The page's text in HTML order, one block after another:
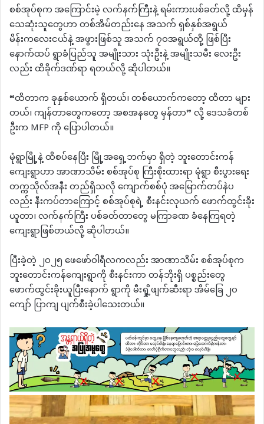
စစ်အုပ်စုက အကြောင်းမဲ့ လက်နက်ကြီးနဲ့ ရမ်းကားပစ်ခတ်လို့ ထိမှန်
သေဆုံးသူတွေဟာ တစ်အိမ်တည်းနေ အသက် ရှစ်နှစ်အရွယ်
မိန်းကလေးငယ်နဲ့ အဖွားဖြစ်သူ အသက် ၇၀အရွယ်တို့ ဖြစ်ပြီး
နောက်ထပ် ရွာခံပြည်သူ အမျိုးသား သုံးဦးနဲ့ အမျိုးသမီး လေးဦး
လည်း ထိခိုက်ဒဏ်ရာ ရတယ်လို့ ဆိုပါတယ်။
“ထိတာက ခုနှစ်ယောက် ရှိတယ်၊ တစ်ယောက်ကတော့ ထိတာ များ
တယ်၊ ကျန်တာတွေကတော့ အစအနတွေ မှန်တာ” လို့ ဒေသခံတစ်
ဦးက MFP ကို ပြောပါတယ်။
မုံရွာမြို့နဲ့ ထိစပ်နေပြီး မြို့အရှေ့ဘက်မှာ ရှိတဲ့ ဘူးတောင်းကန်
ကျေးရွာဟာ အာဏာသိမ်း စစ်အုပ်စု ကြီးစိုးထားရာ မုံရွာ စီးပွားရေး
တက္ကသိုလ်အနီး တည်ရှိသလို ကျောက်စစ်ပုံ အမြောက်တပ်နဲပ
လည်း နီးကပ်တာကြောင့် စစ်အုပ်စုရဲ့ စီးနင်းလုယက် ဖောက်ထွင်းခိုး
ယူတာ၊ လက်နက်ကြီး ပစ်ခတ်တာတွေ မကြာခဏ ခံနေကြရတဲ့
ကျေးရွာဖြစ်တယ်လို့ ဆိုပါတယ်။
ပြီးခဲ့တဲ့ ၂၀၂၅ ဖေဖော်ဝါရီလကလည်း အာဏာသိမ်း စစ်အုပ်စုက
ဘူးတောင်းကန်ကျေးရွာကို စီးနင်းကာ တန်ဘိုးရှိ ပစ္စည်းတွေ
ဖောက်ထွင်းခိုးယူပြီးနောက် ရွာကို မီးရှို့ဖျက်ဆီးရာ အိမ်ခြေ ၂၀
ကျော် ပြာကျ ပျက်စီးခဲ့ပါသေးတယ်။